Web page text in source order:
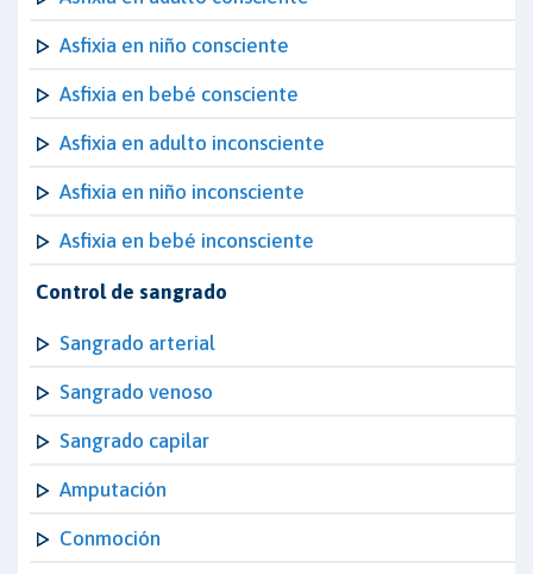
Asfixia en niño consciente
Asfixia en bebé consciente
Asfixia en adulto inconsciente
Asfixia en niño inconsciente
Asfixia en bebé inconsciente
Control de sangrado
Sangrado arterial
Sangrado venoso
Sangrado capilar
Amputación
Conmoción